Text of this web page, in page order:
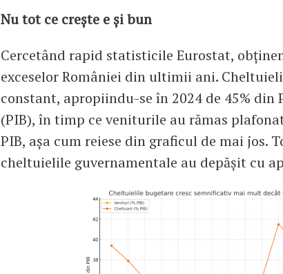
Nu tot ce crește e și bun
Cercetând rapid statisticile Eurostat,
exceselor României din ultimii ani.
constant, apropiindu-se în 2024 de 45% din
(PIB), în timp ce veniturile au rămas
PIB, așa cum reiese din graficul de mai jos.
cheltuielile guvernamentale au depășit cu